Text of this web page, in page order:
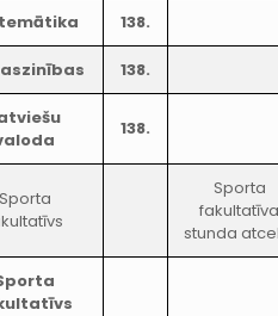
138.
138.
138.
Sporta
Sporta
stunda